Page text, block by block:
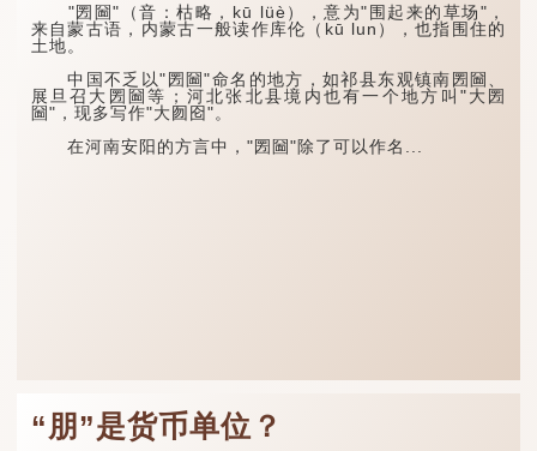
"圐圙"（音：枯略，kū lüè），意为"围起来的草场"，
来自蒙古语，内蒙古一般读作库伦（kū lun），也指围住的
土地。
中国不乏以"圐圙"命名的地方，如祁县东观镇南圐圙、
展旦召大圐圙等；河北张北县境内也有一个地方叫"大圐
圙"，现多写作"大囫囵"。
在河南安阳的方言中，"圐圙"除了可以作名...
“朋”是货币单位？